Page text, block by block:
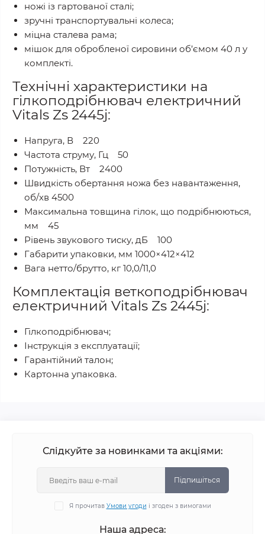
ножі із гартованої сталі;
зручні транспортувальні колеса;
міцна сталева рама;
мішок для обробленої сировини об’ємом 40 л у
комплекті.
Технічні характеристики на
гілкоподрібнювач електричний
Vitals Zs 2445j:
Напруга, В 220
Частота струму, Гц 50
Потужність, Вт 2400
Швидкість обертання ножа без навантаження,
об/хв 4500
Максимальна товщина гілок, що подрібнюються,
мм 45
Рівень звукового тиску, дБ 100
Габарити упаковки, мм 1000×412×412
Вага нетто/брутто, кг 10,0/11,0
Комплектація веткоподрібнювач
електричний Vitals Zs 2445j:
Гілкоподрібнювач;
Інструкція з експлуатації;
Гарантійний талон;
Картонна упаковка.
Слідкуйте за новинками та акціями:
Підпишіться
Я прочитав Умови угоди і згоден з вимогами
Наша адреса: